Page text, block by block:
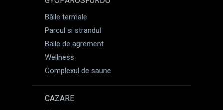
Băile termale
Parcul si strandul
Baile de agrement
Wellness
Complexul de saune
CAZARE